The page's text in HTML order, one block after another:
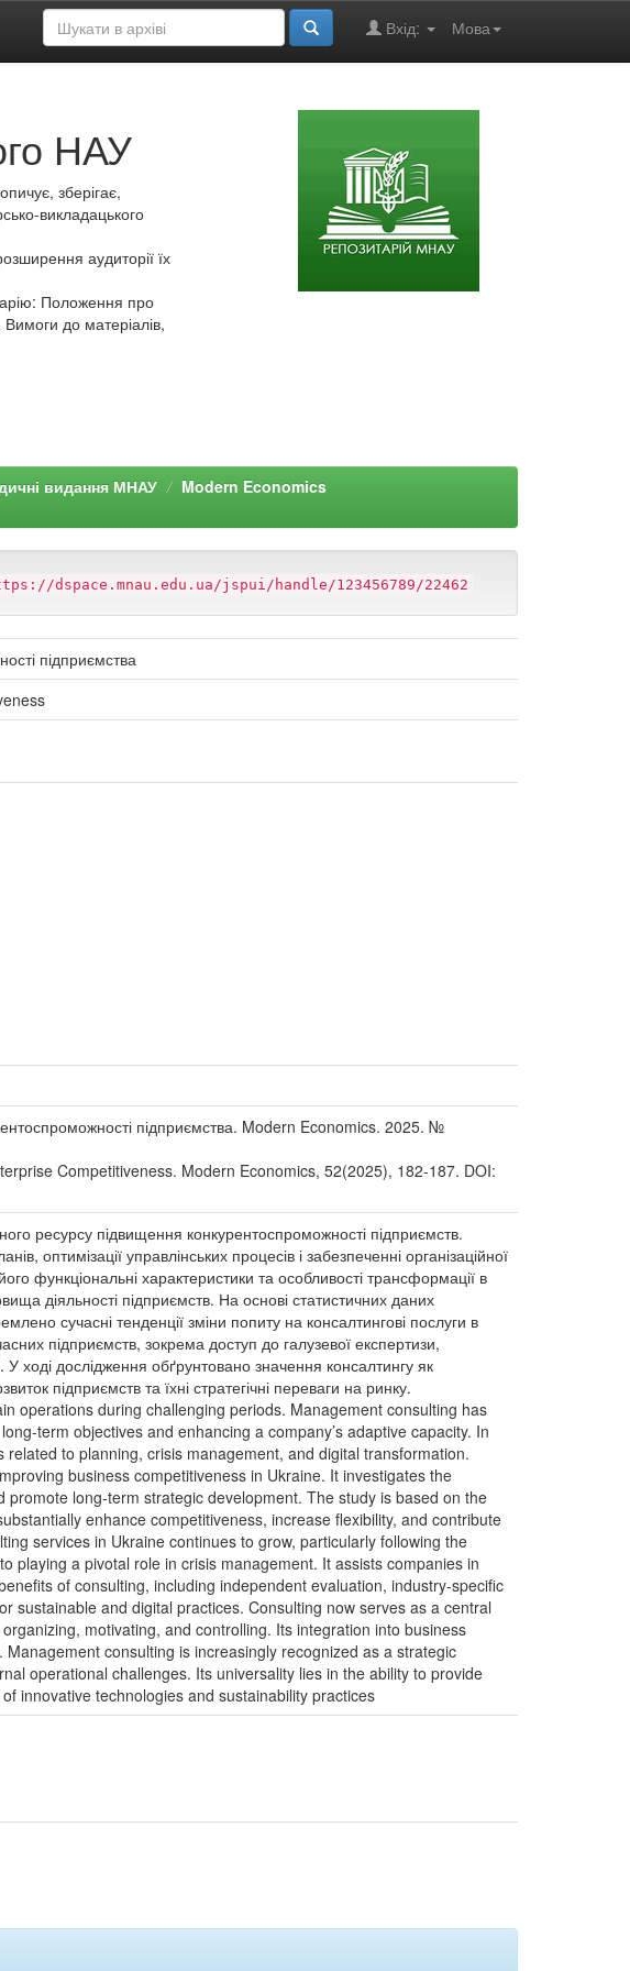
Мова
Вхід:
НАУ
зберігає,
викладацького
аудиторії їх
Положення про
Вимоги до матеріалів,
видання МНАУ
Modern Economics
dspace.mnau.edu.ua/jspui/handle/123456789/22462
підприємства
підприємства. Modern Economics. 2025. №
Competitiveness. Modern Economics, 52(2025), 182-187. DOI:
ресурсу підвищення конкурентоспроможності підприємств.
оптимізації управлінських процесів і забезпеченні організаційної
функціональні характеристики та особливості трансформації в
діяльності підприємств. На основі статистичних даних
сучасні тенденції зміни попиту на консалтингові послуги в
підприємств, зокрема доступ до галузевої експертизи,
ході дослідження обґрунтовано значення консалтингу як
підприємств та їхні стратегічні переваги на ринку.
operations during challenging periods. Management consulting has
term objectives and enhancing a company’s adaptive capacity. In
to planning, crisis management, and digital transformation.
business competitiveness in Ukraine. It investigates the
long-term strategic development. The study is based on the
enhance competitiveness, increase flexibility, and contribute
services in Ukraine continues to grow, particularly following the
playing a pivotal role in crisis management. It assists companies in
of consulting, including independent evaluation, industry-specific
sustainable and digital practices. Consulting now serves as a central
motivating, and controlling. Its integration into business
consulting is increasingly recognized as a strategic
operational challenges. Its universality lies in the ability to provide
innovative technologies and sustainability practices